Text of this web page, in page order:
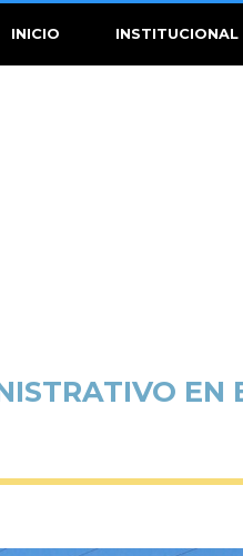
INICIO INSTITUCIONAL
EN